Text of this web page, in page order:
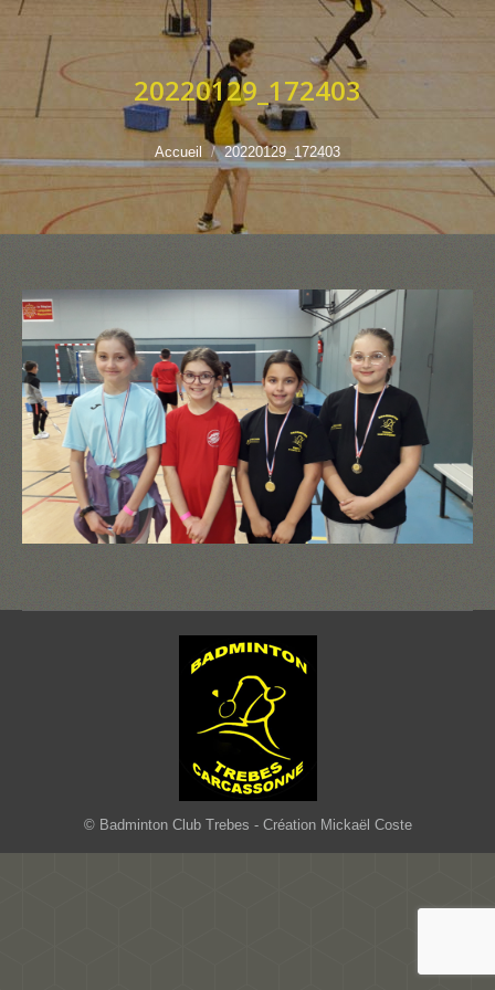
20220129_172403
Accueil 20220129_172403
© Badminton Club Trebes - Création Mickaël Coste